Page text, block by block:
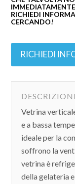
RICHIEDI
CERCANDO!
RICHIEDI
Vetrina
e a bassa
ideale per la
soffrono la
vetrina è
della gelateria